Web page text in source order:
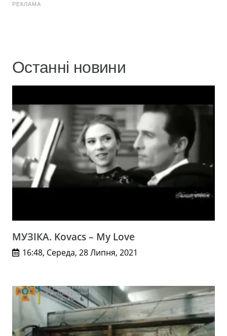
РЕКЛАМА
Останні новини
МУЗІКА. Kovacs – My Love
16:48, Середа, 28 Липня, 2021